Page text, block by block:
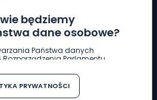
będziemy
dane osobowe?
Państwa danych
Rozporządzenia Parlamentu
w związku z
w sprawie
danych oraz uchylenia
PRYWATNOŚCI